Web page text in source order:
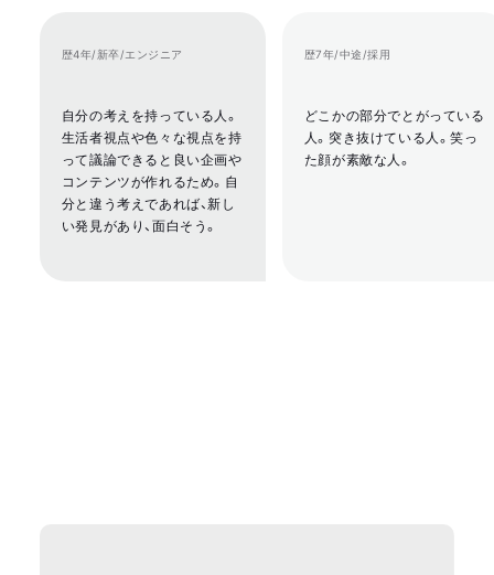
歴4年/新卒/エンジニア
自分の考えを持っている人。
生活者視点や色々な視点を持
って議論できると良い企画や
コンテンツが作れるため。自
分と違う考えであれば、新し
い発見があり、面白そう。
歴7年/中途/採用
どこかの部分でとがっている
人。突き抜けている人。笑っ
た顔が素敵な人。